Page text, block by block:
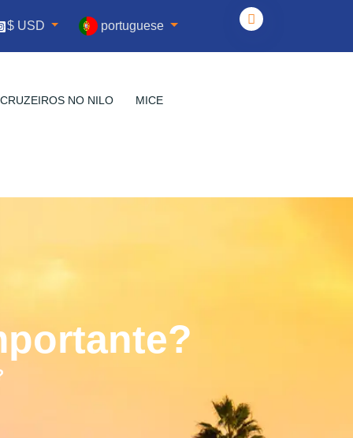
$ USD portuguese
CRUZEIROS NO NILO MICE